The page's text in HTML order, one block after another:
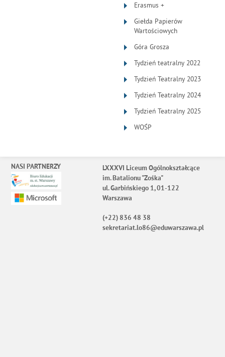
Erasmus +
Giełda Papierów
Wartościowych
Góra Grosza
Tydzień teatralny 2022
Tydzień Teatralny 2023
Tydzień Teatralny 2024
Tydzień Teatralny 2025
WOŚP
NASI PARTNERZY
LXXXVI Liceum Ogólnokształcące
im. Batalionu "Zośka"
ul. Garbińskiego 1, 01-122
Warszawa
(+22) 836 48 38
sekretariat.lo86@eduwarszawa.pl